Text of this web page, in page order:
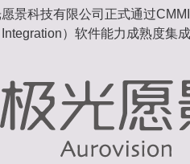
景科技有限公司正式通过
）软件能力成熟度集